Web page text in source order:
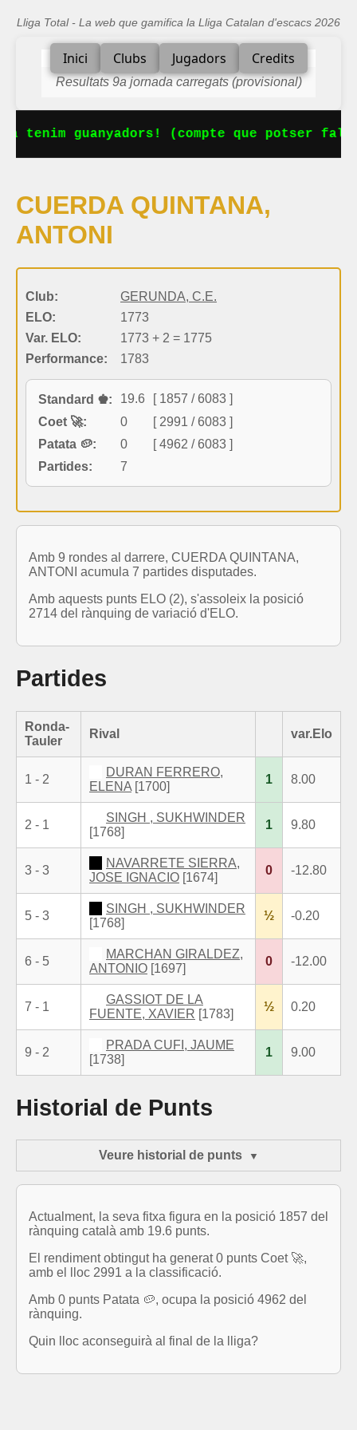
Lliga Total - La web que gamifica la Lliga Catalan d'escacs 2026
Inici Clubs Jugadors Credits
Resultats 9a jornada carregats (provisional)
tenim guanyadors! (compte que potser
CUERDA QUINTANA,
ANTONI
Club:
GERUNDA, C.E.
ELO:
1773
Var. ELO:
1773 + 2 = 1775
Performance:
1783
Standard ♚: 19.6
[ 1857 / 6083 ]
Coet 🚀:
0
[ 2991 / 6083 ]
Patata 🥔:
0
[ 4962 / 6083 ]
Partides:
7
Amb 9 rondes al darrere, CUERDA QUINTANA,
ANTONI acumula 7 partides disputades.
Amb aquests punts ELO (2), s'assoleix la posició
2714 del rànquing de variació d'ELO.
Partides
Ronda-
Tauler
Rival var.Elo
1 - 2
DURAN FERRERO,
ELENA [1700]
1 8.00
2 - 1
SINGH , SUKHWINDER
[1768]
1 9.80
3 - 3
NAVARRETE SIERRA,
JOSE IGNACIO [1674]
0 -12.80
5 - 3
SINGH , SUKHWINDER
[1768]
½ -0.20
6 - 5
MARCHAN GIRALDEZ,
ANTONIO [1697]
0 -12.00
7 - 1
GASSIOT DE LA
FUENTE, XAVIER [1783]
½ 0.20
9 - 2
PRADA CUFI, JAUME
[1738]
1 9.00
Historial de Punts
Veure historial de punts
Actualment, la seva fitxa figura en la posició 1857 del
rànquing català amb 19.6 punts.
El rendiment obtingut ha generat 0 punts Coet 🚀,
amb el lloc 2991 a la classificació.
Amb 0 punts Patata 🥔, ocupa la posició 4962 del
rànquing.
Quin lloc aconseguirà al final de la lliga?